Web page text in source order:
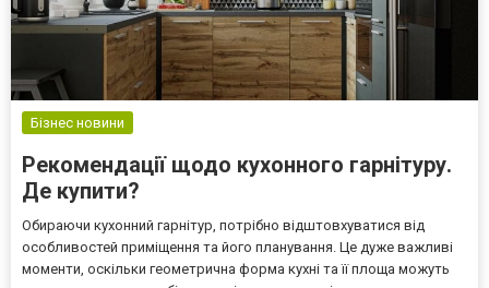
Бізнес новини
Рекомендації щодо кухонного гарнітуру.
Де купити?
Обираючи кухонний гарнітур, потрібно відштовхуватися від
особливостей приміщення та його планування. Це дуже важливі
моменти, оскільки геометрична форма кухні та її площа можуть